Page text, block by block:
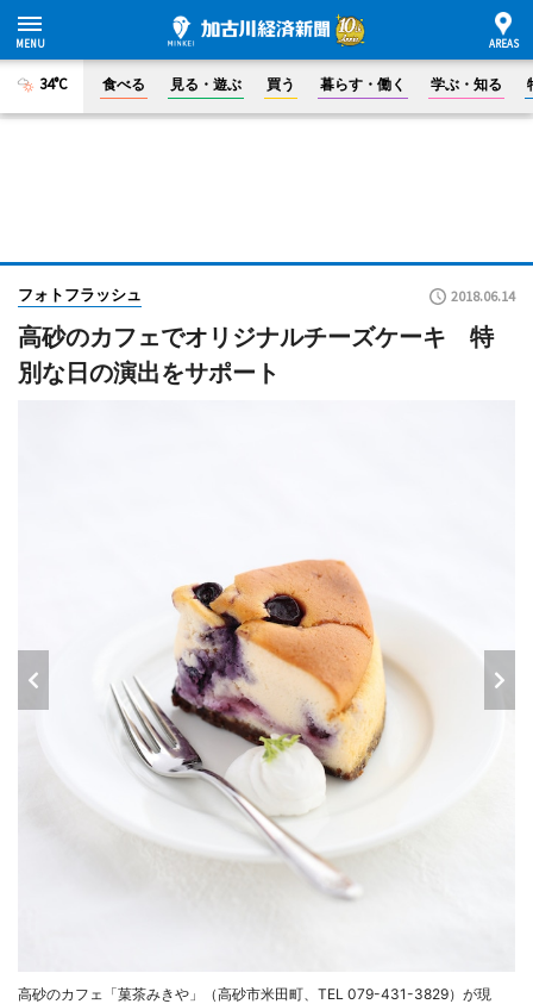
34°C 食べる 見る・遊ぶ 買う 暮らす・働く 学ぶ・知る
フォトフラッシュ 2018.06.14
高砂のカフェでオリジナルチーズケーキ 特
別な日の演出をサポート
高砂のカフェ「菓茶みきや」（高砂市米田町、TEL 079-431-3829）が現